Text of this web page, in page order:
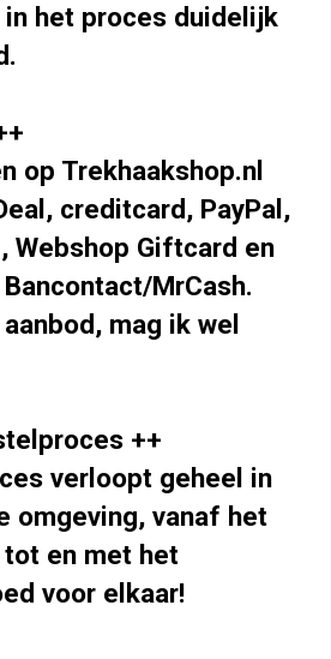
het proces duidelijk
op Trekhaakshop.nl
creditcard, PayPal,
Webshop Giftcard en
MrCash.
mag ik wel
++
verloopt geheel in
omgeving, vanaf het
en met het
voor elkaar!